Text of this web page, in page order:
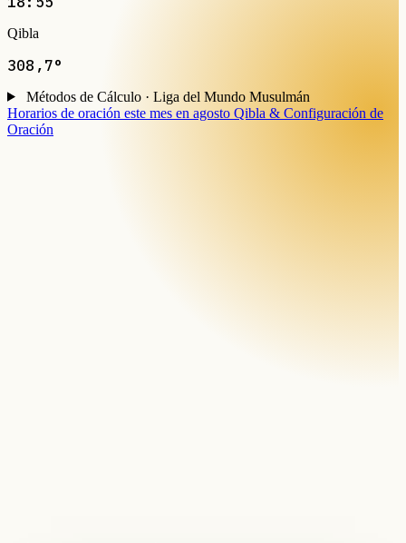
Qibla
308,7°
Métodos de Cálculo · Liga del Mundo Musulmán
Horarios de oración este mes en agosto Qibla & Configuración de
Oración